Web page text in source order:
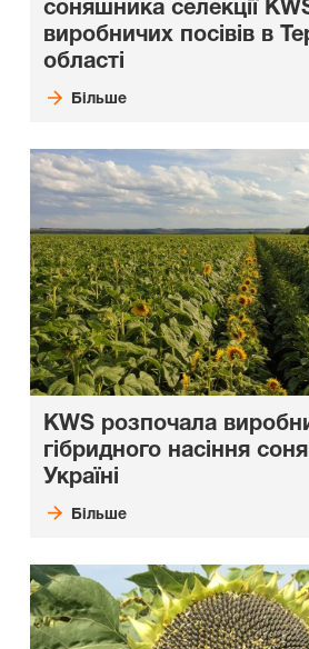
соняшника селекції
виробничих посівів в
області
Більше
KWS розпочала
гібридного насіння
Україні
Більше